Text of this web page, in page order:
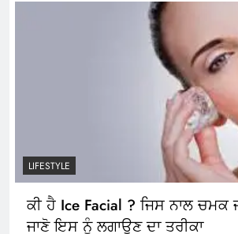
LIFESTYLE
ਕੀ ਹੈ Ice Facial ? ਜਿਸ ਨਾਲ ਚਮਕ
ਜਾਣੋ ਇਸ ਨੂੰ ਲਗਾਉਣ ਦਾ ਤਰੀਕਾ